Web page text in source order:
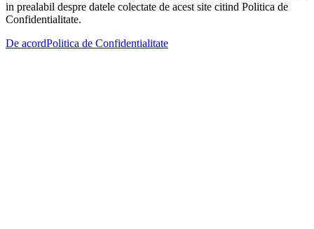
in prealabil despre datele colectate de acest site citind Politica de
Confidentialitate.
De acordPolitica de Confidentialitate